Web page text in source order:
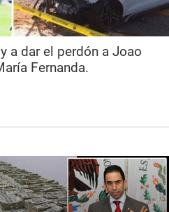
a dar el perdón a Joao
Fernanda.